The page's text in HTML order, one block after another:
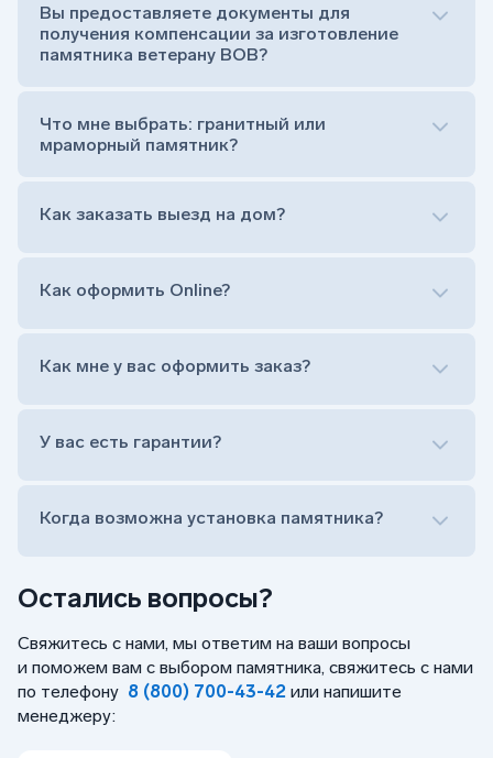
Остались вопросы?
Свяжитесь с нами, мы ответим на ваши вопросы
и поможем вам с выбором памятника, свяжитесь с нами
по телефону 8 (800) 700-43-42 или напишите
менеджеру:
Тумба (постамент, на который при помощи
штыря устанавливается стела)
Цветник (обрамление могилки, бывает, что
Обработка и сверловка комплекта
Расположение символа веры (крестик или
на символ веры или вовсе портрет не рисовать)
прописной)
Вы предоставляете документы для
получения компенсации за изготовление
памятника ветерану ВОВ?
Что мне выбрать: гранитный или
мраморный памятник?
Как заказать выезд на дом?
Оформить заказ удаленно (online)
Заказать бесплатный выезд менеджера на дом
Как оформить Online?
Оформить заказ удаленно (online)
Заказать бесплатный выезд менеджера на дом
Как мне у вас оформить заказ?
У вас есть гарантии?
Когда возможна установка памятника?